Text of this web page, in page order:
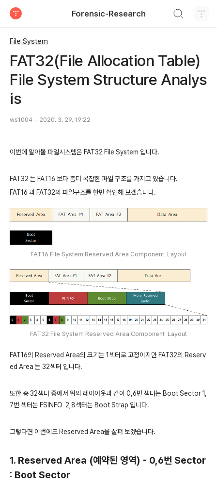
Forensic-Research
File System
FAT32(File Allocation Table)
File System Structure Analys
is
ws1004 2020. 3. 29. 19:22
이번에 알아볼 파일시스템은 FAT32 File System 입니다.
FAT32 는 FAT16 보다 좀더 복잡한 파일 구조를 가지고 있습니다.
FAT16 과 FAT32의 파일구조를 한번 확인해 보겠습니다.
FAT16 File System Reserved Area Component Layout
FAT32 File System Reserved Area Component Layout
FAT16의 Reserved Area의 크기는 1섹터로 고정이지만 FAT32의 Reserv
ed Area 는 32섹터 입니다.
또한 총 32섹터 중에서 위의 레이아웃과 같이 0,6번 섹터는 Boot Sector 1,
7번 섹터는 FSINFO 2,8섹터는 Boot Strap 입니다.
그렇다면 이번에도 Reserved Area을 살펴 보겠습니다.
1. Reserved Area (예약된 영역) - 0,6번 Sector
: Boot Sector